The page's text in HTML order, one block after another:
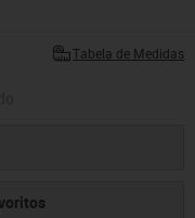
Tabela de Medidas